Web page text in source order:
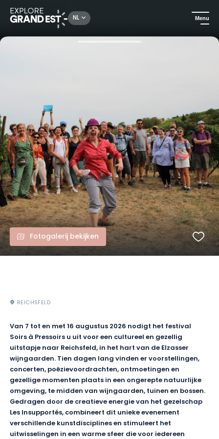
NL Menu
Kijk je ogen uit in de Grand Est Festival SOIRS À PRESSOIRS - zomerpodia in het hart van de wijngaarden
Fotogalerij bekijken
REICHSFELD
Van 7 tot en met 16 augustus 2026 nodigt het festival
Soirs à Pressoirs u uit voor een cultureel en gezellig
uitstapje naar Reichsfeld, in het hart van de Elzasser
wijngaarden. Tien dagen lang vinden er voorstellingen,
concerten, poëzievoordrachten, ontmoetingen en
gezellige momenten plaats in een ongerepte natuurlijke
omgeving, te midden van wijngaarden, tuinen en bossen.
Gedragen door de creatieve energie van het gezelschap
Les Insupportés, combineert dit unieke evenement
verschillende kunstdisciplines en stimuleert het
uitwisselingen in een warme sfeer die voor iedereen